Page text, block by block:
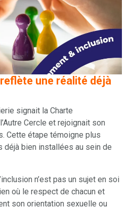
une réalité déjà
signait la Charte
Cercle et rejoignait son
Cette étape témoigne plus
bien installées au sein de
n’est pas un sujet en soi
où le respect de chacun et
son orientation sexuelle ou